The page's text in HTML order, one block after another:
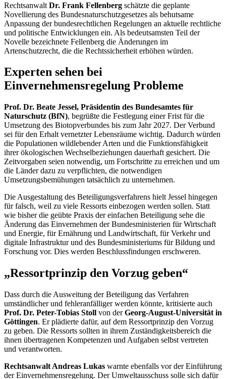
Rechtsanwalt Dr. Frank Fellenberg schätzte die geplante
Novellierung des Bundesnaturschutzgesetzes als behutsame
Anpassung der bundesrechtlichen Regelungen an aktuelle rechtliche
und politische Entwicklungen ein. Als bedeutsamsten Teil der
Novelle bezeichnete Fellenberg die Änderungen im
Artenschutzrecht, die die Rechtssicherheit erhöhen würden.
Experten sehen bei
Einvernehmensregelung Probleme
Prof. Dr. Beate Jessel, Präsidentin des Bundesamtes für
Naturschutz (BfN), begrüßte die Festlegung einer Frist für die
Umsetzung des Biotopverbundes bis zum Jahr 2027. Der Verbund
sei für den Erhalt vernetzter Lebensräume wichtig. Dadurch würden
die Populationen wildlebender Arten und die Funktionsfähigkeit
ihrer ökologischen Wechselbeziehungen dauerhaft gesichert. Die
Zeitvorgaben seien notwendig, um Fortschritte zu erreichen und um
die Länder dazu zu verpflichten, die notwendigen
Umsetzungsbemühungen tatsächlich zu unternehmen.
Die Ausgestaltung des Beteiligungsverfahrens hielt Jessel hingegen
für falsch, weil zu viele Ressorts einbezogen werden sollen. Statt
wie bisher die geübte Praxis der einfachen Beteiligung sehe die
Änderung das Einvernehmen der Bundesministerien für Wirtschaft
und Energie, für Ernährung und Landwirtschaft, für Verkehr und
digitale Infrastruktur und des Bundesministeriums für Bildung und
Forschung vor. Dies werden Beschlussfindungen erschweren.
„Ressortprinzip den Vorzug geben“
Dass durch die Ausweitung der Beteiligung das Verfahren
umständlicher und fehleranfälliger werden könnte, kritisierte auch
Prof. Dr. Peter-Tobias Stoll von derGeorg-August-Universität in
Göttingen. Er plädierte dafür, auf dem Ressortprinzip den Vorzug
zu geben. Die Ressorts sollten in ihrem Zuständigkeitsbereich die
ihnen übertragenen Kompetenzen und Aufgaben selbst vertreten
und verantworten.
Rechtsanwalt Andreas Lukas warnte ebenfalls vor der Einführung
der Einvernehmensregelung. Der Umweltausschuss solle sich dafür